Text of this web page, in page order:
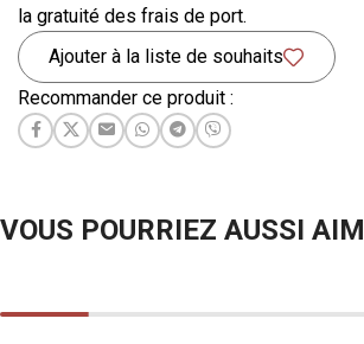
la gratuité des frais de port.
Ajouter à la liste de souhaits
Recommander ce produit :
VOUS POURRIEZ AUSSI